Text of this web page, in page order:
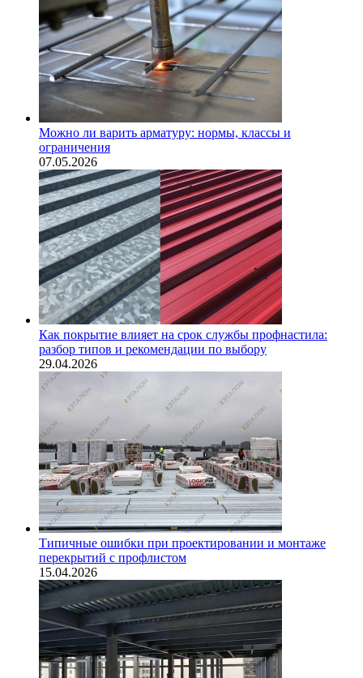
Можно ли варить арматуру: нормы, классы и
ограничения
07.05.2026
Как покрытие влияет на срок службы профнастила:
разбор типов и рекомендации по выбору
29.04.2026
Типичные ошибки при проектировании и монтаже
перекрытий с профлистом
15.04.2026